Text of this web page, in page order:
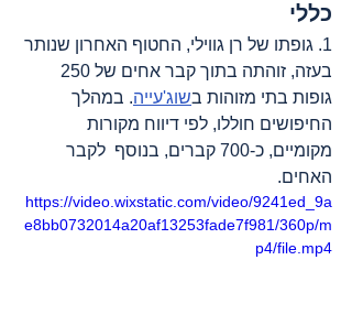
כללי
1. גופתו של רן גווילי, החטוף האחרון שנותר
גופות בתי מזוהות בשוג'עייה. במהלך
החיפושים חוללו, לפי דיווח מקורות
מקומיים, כ-700 קברים, בנוסף  לקבר
האחים.
https://video.wixstatic.com/video/9241ed_9a
e8bb0732014a20af13253fade7f981/360p/m
p4/file.mp4